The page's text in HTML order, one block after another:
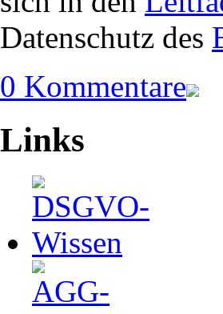
Datenschutz des
0 Kommentare
Links